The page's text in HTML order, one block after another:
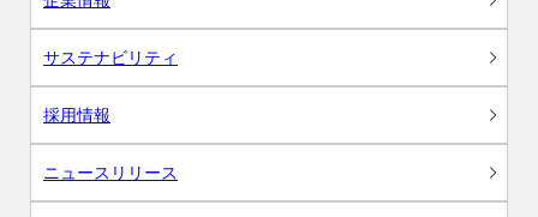
サステナビリティ
採用情報
ニュースリリース